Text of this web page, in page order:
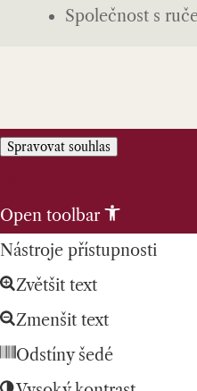
Společnost s
Spravovat souhlas
Open toolbar
Nástroje přístupnosti
Zvětšit text
Zmenšit text
Odstíny šedé